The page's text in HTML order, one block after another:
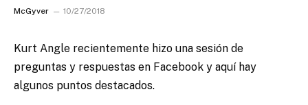
McGyver 10/27/2018
Kurt Angle recientemente hizo una sesión de
preguntas y respuestas en Facebook y aquí hay
algunos puntos destacados.